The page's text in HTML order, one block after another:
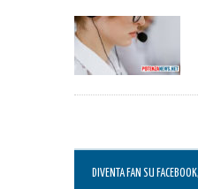
DIVENTA FAN SU